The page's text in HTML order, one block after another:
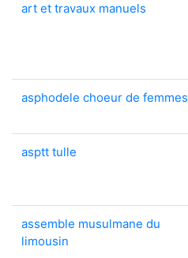
art et travaux manuels
asphodele choeur de femmes
asptt tulle
assemble musulmane du
limousin